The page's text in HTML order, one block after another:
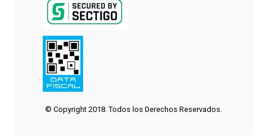
© Copyright 2018. Todos los Derechos Reservados.